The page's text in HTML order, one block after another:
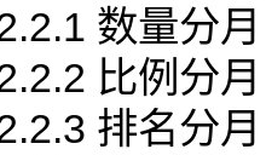
数量分月
比例分月
排名分月